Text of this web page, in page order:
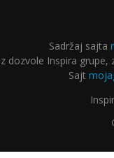
Sadržaj sajta
dozvole Inspira
Sajt